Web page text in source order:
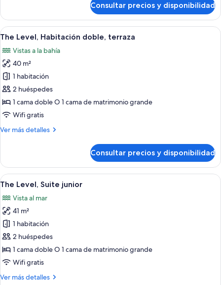
Level,
Habitación,
vistas
mar
Consultar precios y disponibilidad
Abrir
todas
las
fotos
de
The
Level,
Habitación
doble,
terraza
Un balcón con sillones de descanso,
10
The Level, Habitación doble, terraza
Vistas a la bahía
40 m²
1 habitación
2 huéspedes
1 cama doble O 1 cama de matrimonio grande
Wifi gratis
Ver más detalles
Más
Level,
Habitación
doble,
Consultar precios y disponibilidad
Abrir
todas
las
fotos
de
The
Level,
Suite
Minibar, caja fuerte, escritorio y
7
The Level, Suite junior
Vista al mar
41 m²
1 habitación
2 huéspedes
1 cama doble O 1 cama de matrimonio grande
Wifi gratis
Ver más detalles
Más